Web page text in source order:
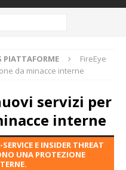
PIATTAFORME
FireEye
da minacce interne
servizi per
interne
E INSIDER THREAT
UNA PROTEZIONE